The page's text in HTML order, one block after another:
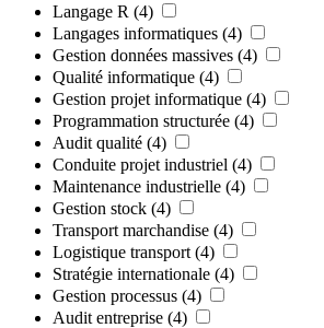
Langage R (4)
Langages informatiques (4)
Gestion données massives (4)
Qualité informatique (4)
Gestion projet informatique (4)
Programmation structurée (4)
Audit qualité (4)
Conduite projet industriel (4)
Maintenance industrielle (4)
Gestion stock (4)
Transport marchandise (4)
Logistique transport (4)
Stratégie internationale (4)
Gestion processus (4)
Audit entreprise (4)